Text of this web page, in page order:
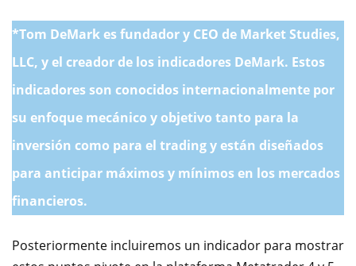
*Tom DeMark es fundador y CEO de Market Studies,
LLC, y el creador de los indicadores DeMark. Estos
indicadores son conocidos internacionalmente por
su enfoque mecánico y objetivo tanto para la
inversión como para el trading y están diseñados
para anticipar máximos y mínimos en los mercados
financieros.
Posteriormente incluiremos un indicador para mostrar